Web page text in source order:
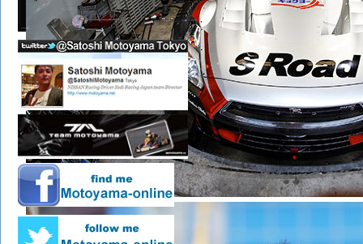
写真を見る